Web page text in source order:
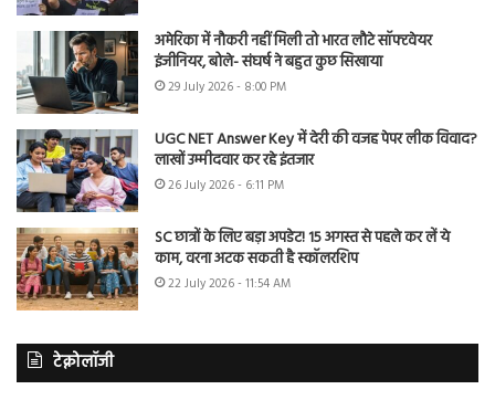
अमेरिका में नौकरी नहीं मिली तो भारत लौटे सॉफ्टवेयर
इंजीनियर, बोले- संघर्ष ने बहुत कुछ सिखाया
29 July 2026 - 8:00 PM
UGC NET Answer Key में देरी की वजह पेपर लीक विवाद?
लाखों उम्मीदवार कर रहे इंतजार
26 July 2026 - 6:11 PM
SC छात्रों के लिए बड़ा अपडेट! 15 अगस्त से पहले कर लें ये
काम, वरना अटक सकती है स्कॉलरशिप
22 July 2026 - 11:54 AM
टेक्नोलॉजी